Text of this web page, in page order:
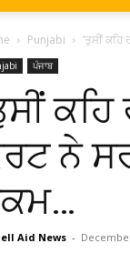
Punjabi ‘ਤੁਸੀਂ
ਪੰਜਾਬ
ਨੇ
Aid News -